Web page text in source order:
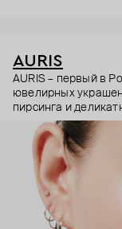
AURIS
AURIS – первый в
ювелирных
пирсинга и
украшения ручной
как
безопасность и
стилисты
украшения легко
Украшения AURIS –
делает это